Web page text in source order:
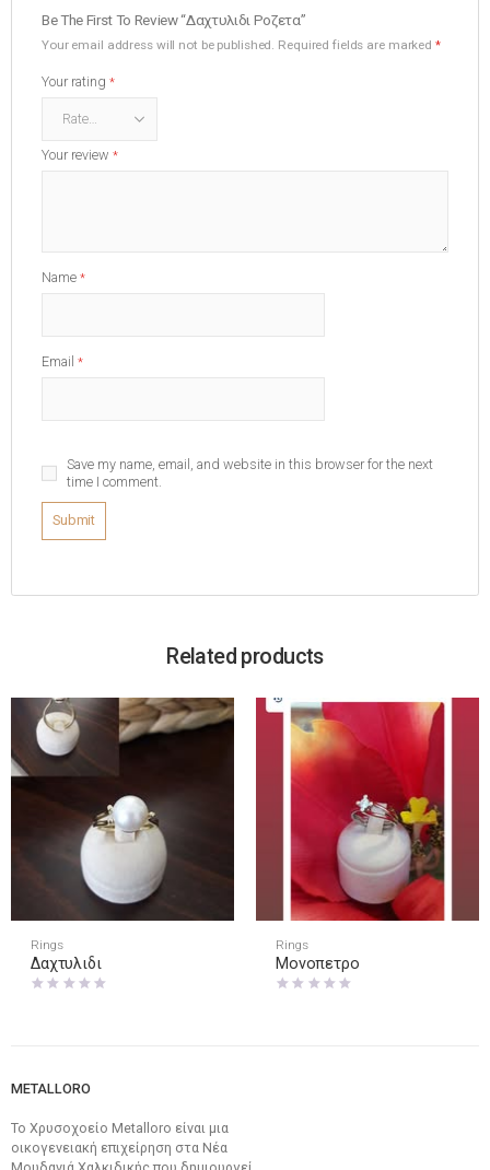
Be The First To Review “Δαχτυλιδι Ροζετα”
Your email address will not be published. Required fields are marked *
Your rating *
Your review *
Name *
Email *
Save my name, email, and website in this browser for the next
time I comment.
Related products
Rings
Δαχτυλιδι
Rings
Μονοπετρο
METALLORO
Το Χρυσοχοείο Metalloro είναι μια
οικογενειακή επιχείρηση στα Νέα